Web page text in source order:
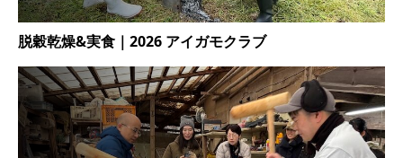
脱穀乾燥&実食｜2026 アイガモクラブ